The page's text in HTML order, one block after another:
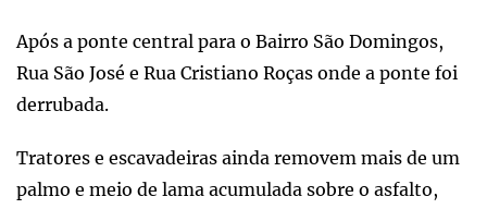
Após a ponte central para o Bairro São Domingos,
Rua São José e Rua Cristiano Roças onde a ponte foi
derrubada.
Tratores e escavadeiras ainda removem mais de um
palmo e meio de lama acumulada sobre o asfalto,